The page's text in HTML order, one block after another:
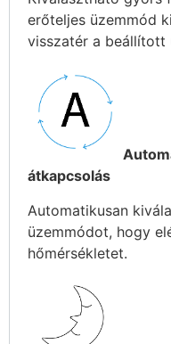
erőteljes üzemmód
visszatér a beállított
átkapcsolás
Automatikusan
üzemmódot, hogy
hőmérsékletet.